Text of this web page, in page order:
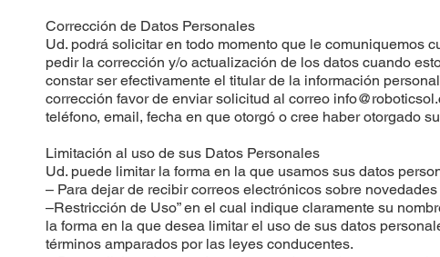
Corrección de Datos Personales
Ud. podrá solicitar en todo momento que le comuniquemos
pedir la corrección y/o actualización de los datos cuando
constar ser efectivamente el titular de la información
corrección favor de enviar solicitud al correo
teléfono, email, fecha en que otorgó o cree haber otorgado
Limitación al uso de sus Datos Personales
Ud. puede limitar la forma en la que usamos sus datos
– Para dejar de recibir correos electrónicos sobre
–Restricción de Uso” en el cual indique claramente su
la forma en la que desea limitar el uso de sus datos
términos amparados por las leyes conducentes.